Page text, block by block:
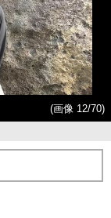
(画像 12/70)